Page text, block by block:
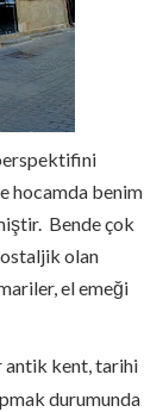
hocamda benim
Bende çok
olan
el emeği
antik kent, tarihi
durumunda